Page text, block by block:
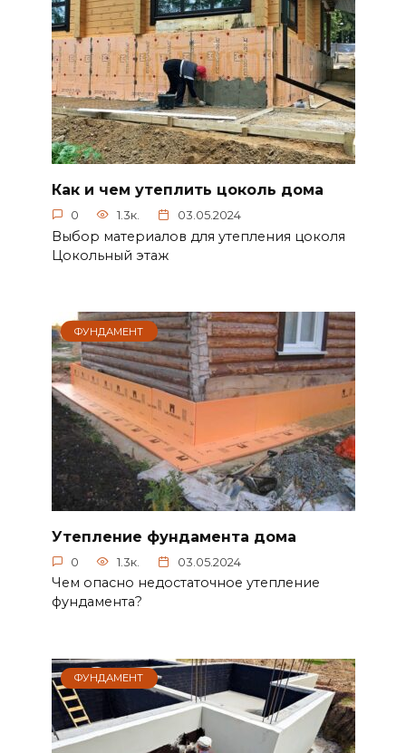
Как и чем утеплить цоколь дома
0 1.3к. 03.05.2024
Выбор материалов для утепления цоколя
Цокольный этаж
ФУНДАМЕНТ
Утепление фундамента дома
0 1.3к. 03.05.2024
Чем опасно недостаточное утепление
фундамента?
ФУНДАМЕНТ